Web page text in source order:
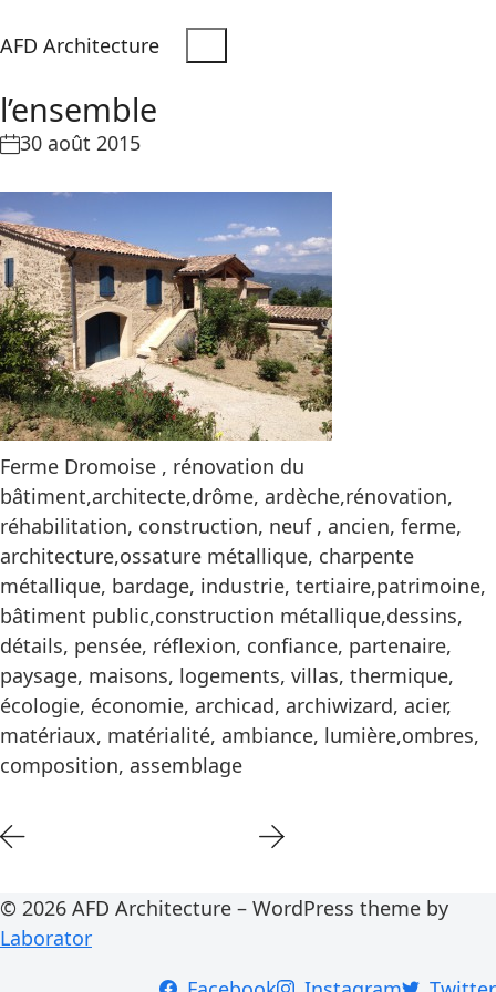
AFD Architecture
l’ensemble
30 août 2015
Ferme Dromoise , rénovation du
bâtiment,architecte,drôme, ardèche,rénovation,
réhabilitation, construction, neuf , ancien, ferme,
architecture,ossature métallique, charpente
métallique, bardage, industrie, tertiaire,patrimoine,
bâtiment public,construction métallique,dessins,
détails, pensée, réflexion, confiance, partenaire,
paysage, maisons, logements, villas, thermique,
écologie, économie, archicad, archiwizard, acier,
matériaux, matérialité, ambiance, lumière,ombres,
composition, assemblage
© 2026 AFD Architecture – WordPress theme by
Laborator